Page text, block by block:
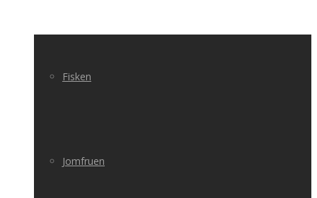
Fisken
Jomfruen